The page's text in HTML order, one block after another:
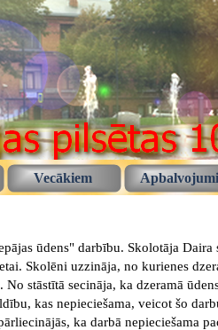
Vecākiem Apbalvojumi
ūdens" darbību. Skolotāja Daira
Skolēni uzzināja, no kurienes
stāstītā secināja, ka dzeramā
kas nepieciešama, veicot šo
ka darbā nepieciešama